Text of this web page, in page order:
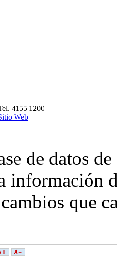
4155 1200
Web
de datos
información
que